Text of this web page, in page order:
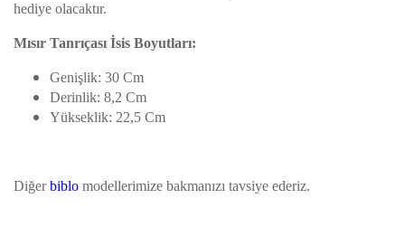
hediye olacaktır.
Mısır Tanrıçası İsis Boyutları:
Genişlik: 30 Cm
Derinlik: 8,2 Cm
Yükseklik: 22,5 Cm
Diğerbiblo modellerimize bakmanızı tavsiye ederiz.